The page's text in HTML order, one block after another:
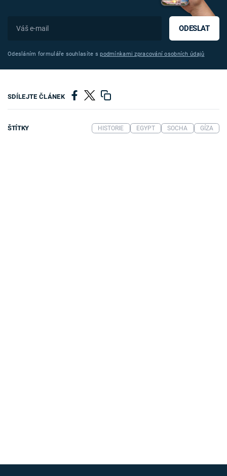
ODESLAT
Odesláním formuláře souhlasíte spodmínkami zpracování osobních údajů
SDÍLEJTE ČLÁNEK
ŠTÍTKY HISTORIE EGYPT SOCHA GÍZA